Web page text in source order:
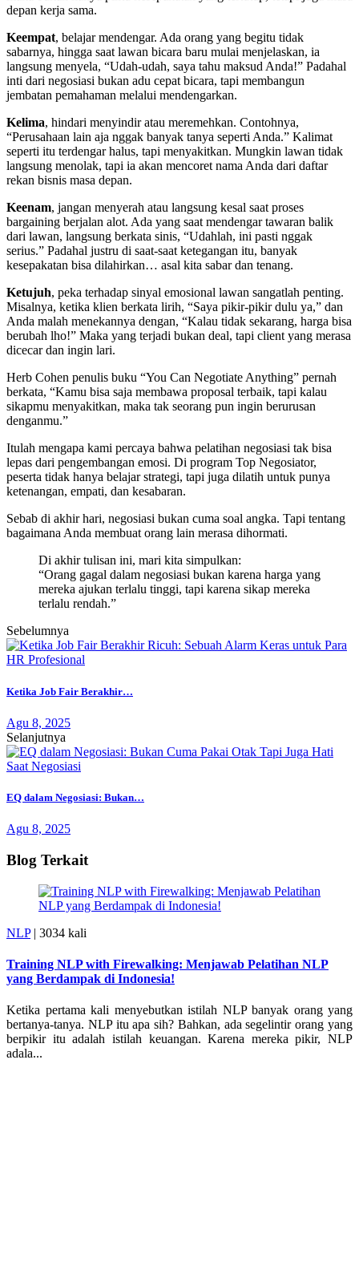
depan kerja sama.
Keempat, belajar mendengar. Ada orang yang begitu tidak
sabarnya, hingga saat lawan bicara baru mulai menjelaskan, ia
langsung menyela, “Udah-udah, saya tahu maksud Anda!” Padahal
inti dari negosiasi bukan adu cepat bicara, tapi membangun
jembatan pemahaman melalui mendengarkan.
Kelima, hindari menyindir atau meremehkan. Contohnya,
“Perusahaan lain aja nggak banyak tanya seperti Anda.” Kalimat
seperti itu terdengar halus, tapi menyakitkan. Mungkin lawan tidak
langsung menolak, tapi ia akan mencoret nama Anda dari daftar
rekan bisnis masa depan.
Keenam, jangan menyerah atau langsung kesal saat proses
bargaining berjalan alot. Ada yang saat mendengar tawaran balik
dari lawan, langsung berkata sinis, “Udahlah, ini pasti nggak
serius.” Padahal justru di saat-saat ketegangan itu, banyak
kesepakatan bisa dilahirkan… asal kita sabar dan tenang.
Ketujuh, peka terhadap sinyal emosional lawan sangatlah penting.
Misalnya, ketika klien berkata lirih, “Saya pikir-pikir dulu ya,” dan
Anda malah menekannya dengan, “Kalau tidak sekarang, harga bisa
berubah lho!” Maka yang terjadi bukan deal, tapi client yang merasa
dicecar dan ingin lari.
Herb Cohen penulis buku “You Can Negotiate Anything” pernah
berkata, “Kamu bisa saja membawa proposal terbaik, tapi kalau
sikapmu menyakitkan, maka tak seorang pun ingin berurusan
denganmu.”
Itulah mengapa kami percaya bahwa pelatihan negosiasi tak bisa
lepas dari pengembangan emosi. Di program Top Negosiator,
peserta tidak hanya belajar strategi, tapi juga dilatih untuk punya
ketenangan, empati, dan kesabaran.
Sebab di akhir hari, negosiasi bukan cuma soal angka. Tapi tentang
bagaimana Anda membuat orang lain merasa dihormati.
Di akhir tulisan ini, mari kita simpulkan:
“Orang gagal dalam negosiasi bukan karena harga yang
mereka ajukan terlalu tinggi, tapi karena sikap mereka
terlalu rendah.”
Sebelumnya
Ketika Job Fair Berakhir…
Agu 8, 2025
Selanjutnya
EQ dalam Negosiasi: Bukan…
Agu 8, 2025
Blog Terkait
NLP| 3034 kali
Training NLP with Firewalking: Menjawab Pelatihan NLP
yang Berdampak di Indonesia!
Ketika pertama kali menyebutkan istilah NLP banyak orang yang
bertanya-tanya. NLP itu apa sih? Bahkan, ada segelintir orang yang
berpikir itu adalah istilah keuangan. Karena mereka pikir, NLP
adala...